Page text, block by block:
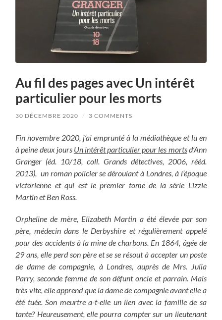
Au fil des pages avec Un intérêt
particulier pour les morts
30 DÉCEMBRE 2020 / 3 COMMENTS
Fin novembre 2020, j’ai emprunté à la médiathèque et lu en
à peine deux jours Un intérêt particulier pour les mortsd’Ann
Granger (éd. 10/18, coll. Grands détectives, 2006, rééd.
2013), un roman policier se déroulant à Londres, à l’époque
victorienne et qui est le premier tome de la série Lizzie
Martin et Ben Ross.
Orpheline de mère, Elizabeth Martin a été élevée par son
père, médecin dans le Derbyshire et régulièrement appelé
pour des accidents à la mine de charbons. En 1864, âgée de
29 ans, elle perd son père et se se résout à accepter un poste
de dame de compagnie, à Londres, auprès de Mrs. Julia
Parry, seconde femme de son défunt oncle et parrain. Mais
très vite, elle apprend que la dame de compagnie avant elle a
été tuée. Son meurtre a-t-elle un lien avec la famille de sa
tante? Heureusement, elle pourra compter sur un lieutenant